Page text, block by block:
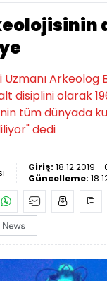
Uzmanı Arkeolog
disiplini olarak
tüm dünyada
dedi
Giriş: 18.12.2019 -
Güncelleme: